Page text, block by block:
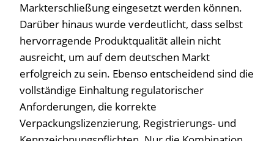
Markterschließung eingesetzt werden können.
Darüber hinaus wurde verdeutlicht, dass selbst
hervorragende Produktqualität allein nicht
ausreicht, um auf dem deutschen Markt
erfolgreich zu sein. Ebenso entscheidend sind die
vollständige Einhaltung regulatorischer
Anforderungen, die korrekte
Verpackungslizenzierung, Registrierungs- und